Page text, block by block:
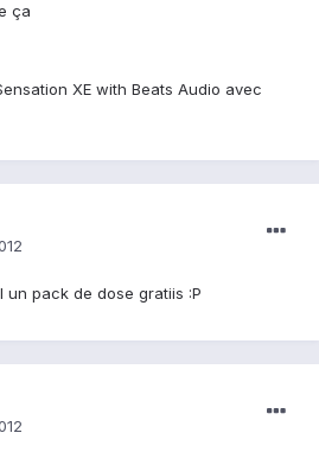
ça
XE with Beats Audio avec
pack de dose gratiis :P